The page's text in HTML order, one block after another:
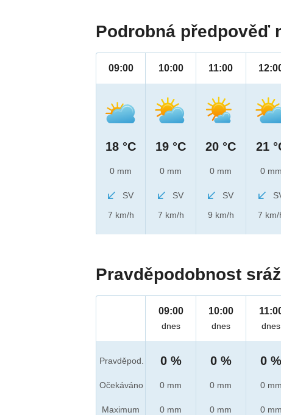
Podrobná předpověď
09:00
18 °C
0 mm
SV
7 km/h
10:00
19 °C
0 mm
SV
7 km/h
11:00
20 °C
0 mm
SV
9 km/h
21
0 mm
7 km/
Pravděpodobnost
Pravděpod.
Očekáváno
Maximum
09:00
dnes
0 %
0 mm
0 mm
10:00
dnes
0 %
0 mm
0 mm
dnes
0 %
0 mm
0 mm